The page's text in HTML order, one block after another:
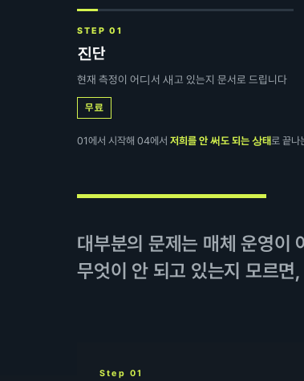
STEP 01
진단
현재 측정이 어디서 새고 있는지 문서로 드립니다
무료
01에서 시작해 04에서 저희를 안 써도 되는 상태로 끝나
대부분의 문제는 매체 운영이
무엇이 안 되고 있는지 모르
Step 01